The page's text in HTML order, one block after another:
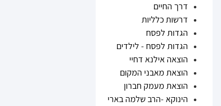
דרך החיים
דרשות כלליות
הגדות לפסח
הגדות לפסח - לילדים
הוצאה אילנא דחיי
הוצאת מאבני המקום
הוצאת מעמק חברון
הינוקא -הרב שלמה בארי